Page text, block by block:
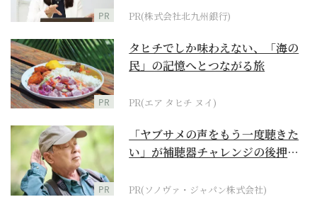
PR PR(株式会社北九州銀行)
PR
タヒチでしか味わえない、「海の
民」の記憶へとつながる旅
PR(エア タヒチ ヌイ)
PR
「ヤブサメの声をもう一度聴きた
い」が補聴器チャレンジの後押し
PR(ソノヴァ・ジャパン株式会社)